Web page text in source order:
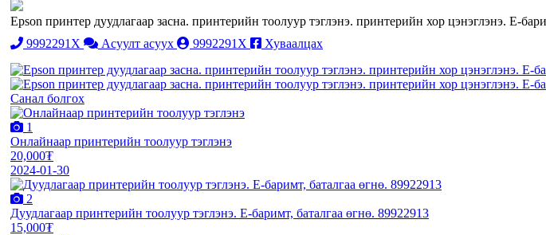
Epson принтер дуудлагаар засна. принтерийн тоолуур тэглэнэ. принтерийн хор цэнэглэнэ. E-
9992291X
Асуулт асуух 9992291X Хуваалцах
Санал болгох
1
Онлайнаар принтерийн тоолуур тэглэнэ
20,000₮
2024-01-30
2
Дуудлагаар принтерийн тоолуур тэглэнэ. E-баримт, баталгаа өгнө. 89922913
15,000₮